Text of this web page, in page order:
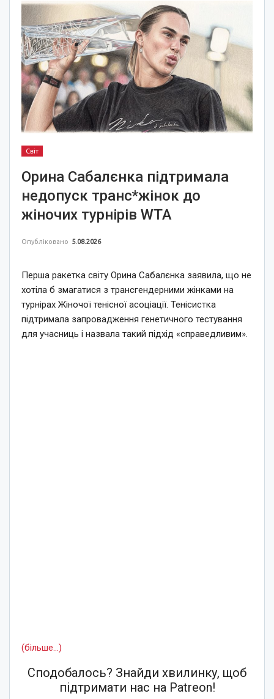
Світ
Орина Сабалєнка підтримала
недопуск транс*жінок до
жіночих турнірів WTA
Опубліковано 5.08.2026
Перша ракетка світу Орина Сабалєнка заявила, що не
хотіла б змагатися з трансгендерними жінками на
турнірах Жіночої тенісної асоціації. Тенісистка
підтримала запровадження генетичного тестування
для учасниць і назвала такий підхід «справедливим».
(більше…)
Сподобалось? Знайди хвилинку, щоб
підтримати нас на Patreon!